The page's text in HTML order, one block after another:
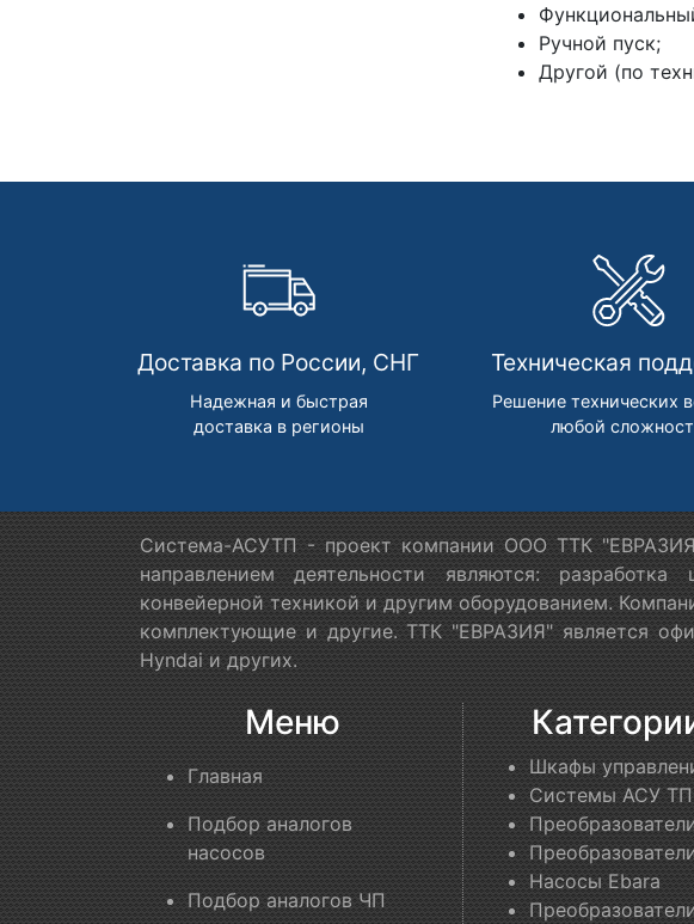
Ручной пуск;
Другой (по
Доставка по России, СНГ
Надежная и быстрая
доставка в регионы
Техническая
Решение технических
любой
Система-АСУТП - проект компании ООО ТТК
направлением деятельности являются:
конвейерной техникой и другим оборудованием.
комплектующие и другие. ТТК "ЕВРАЗИЯ" является
Hyndai и других.
Меню
Главная
Подбор аналогов
насосов
Подбор аналогов ЧП
Шкафы
Системы АСУ ТП
Насосы Ebara